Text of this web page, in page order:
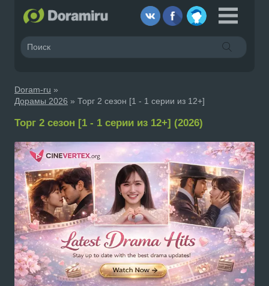
Doram-ru »
Дорамы 2026 » Торг 2 сезон [1 - 1 серии из 12+]
Торг 2 сезон [1 - 1 серии из 12+] (2026)